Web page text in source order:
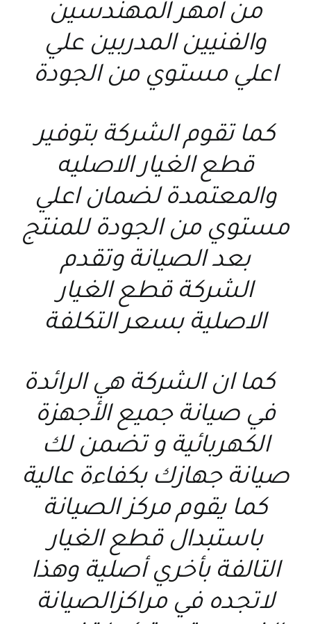
من امهر المهندسين
والفنيين المدربين علي
اعلي مستوي من الجودة
كما تقوم الشركة بتوفير
قطع الغيار الاصليه
والمعتمدة لضمان اعلي
مستوي من الجودة للمنتج
بعد الصيانة وتقدم
الشركة قطع الغيار
الاصلية بسعر التكلفة
كما ان الشركة هي الرائدة
في صيانة جميع الأجهزة
الكهربائية و تضمن لك
صيانة جهازك بكفاءة عالية
كما يقوم مركز الصيانة
باستبدال قطع الغيار
التالفة بأخري أصلية وهذا
لاتجده في مراكزالصيانة